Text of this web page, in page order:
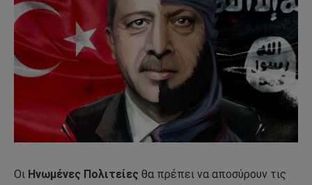
Οι Ηνωμένες Πολιτείες θα πρέπει να αποσύρουν τις